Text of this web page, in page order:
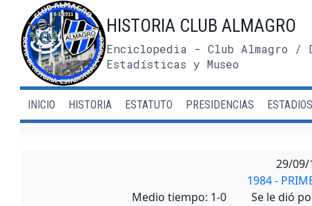
contenido
HISTORIA CLUB ALMAGRO
Enciclopedia - Club Almagro /
Estadísticas y Museo
INICIO HISTORIA ESTATUTO PRESIDENCIAS ESTADIOS
29/09/
1984 -
Medio tiempo: 1-0
Se le dió